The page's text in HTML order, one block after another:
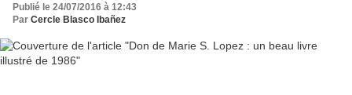
Publié le 24/07/2016 à 12:43
Par Cercle Blasco Ibañez